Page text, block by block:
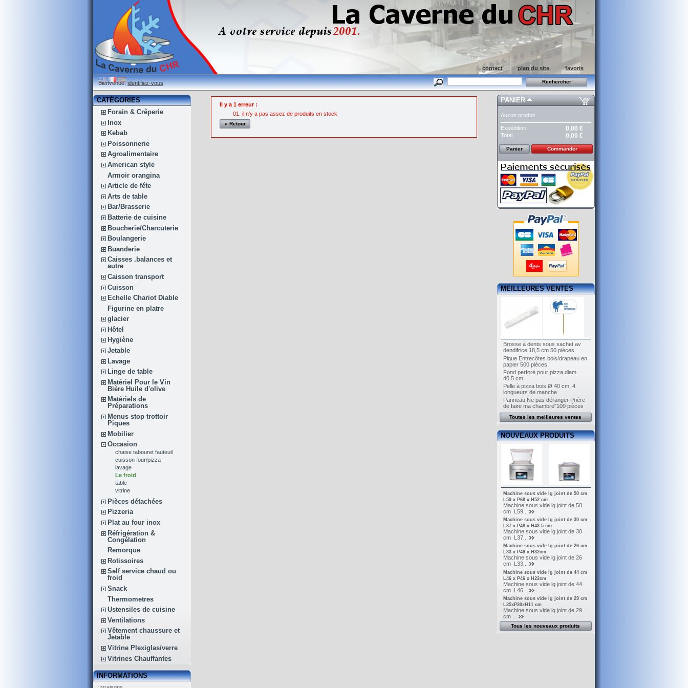
contact plan du site favoris
Bienvenue,identifiez-vous
CATÉGORIES
Forain & Crêperie
Inox
Kebab
Poissonnerie
Agroalimentaire
American style
Armoir orangina
Article de féte
Arts de table
Bar/Brasserie
Batterie de cuisine
Boucherie/Charcuterie
Boulangerie
Buanderie
Caisses .balances et
autre
Caisson transport
Cuisson
Echelle Chariot Diable
Figurine en platre
glacier
Hôtel
Hygiène
Jetable
Lavage
Linge de table
Matériel Pour le Vin
Bière Huile d'olive
Matériels de
Préparations
Menus stop trottoir
Piques
Mobilier
Occasion
chaise tabouret fauteuil
cuisson four/pizza
lavage
Le froid
table
vitrine
Pièces détachées
Pizzeria
Plat au four inox
Réfrigération &
Congélation
Remorque
Rotissoires
Self service chaud ou
froid
Snack
Thermometres
Ustensiles de cuisine
Ventilations
Vêtement chaussure et
Jetable
Vitrine Plexiglas/verre
Vitrines Chauffantes
INFORMATIONS
Il y a 1 erreur :
il n'y a pas assez de produits en stock
« Retour
PANIER
Aucun produit
Expédition 0,00 €
Total 0,00 €
Panier Commander
MEILLEURES VENTES
Brosse à dents sous sachet av
dendifrice 18,5 cm 50 pièces
Pique Entrecôtes bois/drapeau en
papier 500 pièces
Fond perforé pour pizza diam.
40.5 cm
Pelle à pizza bois Ø 40 cm, 4
longueurs de manche
Panneau Ne pas déranger Prière
de faire ma chambre"100 pièces
Toutes les meilleures ventes
NOUVEAUX PRODUITS
Machine sous vide lg joint de 50 cm
L59 x P68 x H52 cm
Machine sous vide lg joint de 50
cm L59...
Machine sous vide lg joint de 30 cm
L37 x P48 x H43.5 cm
Machine sous vide lg joint de 30
cm L37...
Machine sous vide lg joint de 26 cm
L33 x P48 x H32cm
Machine sous vide lg joint de 26
cm L33...
Machine sous vide lg joint de 44 cm
L46 x P46 x H22cm
Machine sous vide lg joint de 44
cm L46...
Machine sous vide lg joint de 29 cm
L35xP30xH11 cm
Machine sous vide lg joint de 29
cm ...
Tous les nouveaux produits